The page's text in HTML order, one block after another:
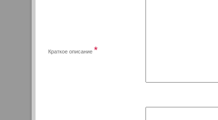
Краткое описание *